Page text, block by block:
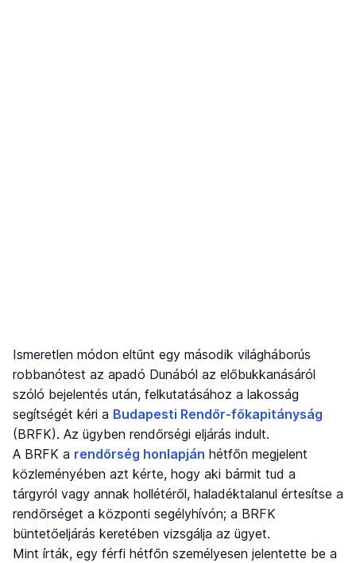
Ismeretlen módon eltűnt egy második világháborús
robbanótest az apadó Dunából az előbukkanásáról
szóló bejelentés után, felkutatásához a lakosság
segítségét kéri a Budapesti Rendőr-főkapitányság
(BRFK). Az ügyben rendőrségi eljárás indult.
A BRFK a rendőrség honlapján hétfőn megjelent
közleményében azt kérte, hogy aki bármit tud a
tárgyról vagy annak hollétéről, haladéktalanul értesítse a
rendőrséget a központi segélyhívón; a BRFK
büntetőeljárás keretében vizsgálja az ügyet.
Mint írták, egy férfi hétfőn személyesen jelentette be a